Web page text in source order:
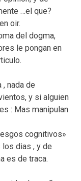
…el que?
oir.
del dogma,
le pongan en
, nada de
y si alguien
: Mas manipulan
cognitivos»
dias , y de
es de traca.